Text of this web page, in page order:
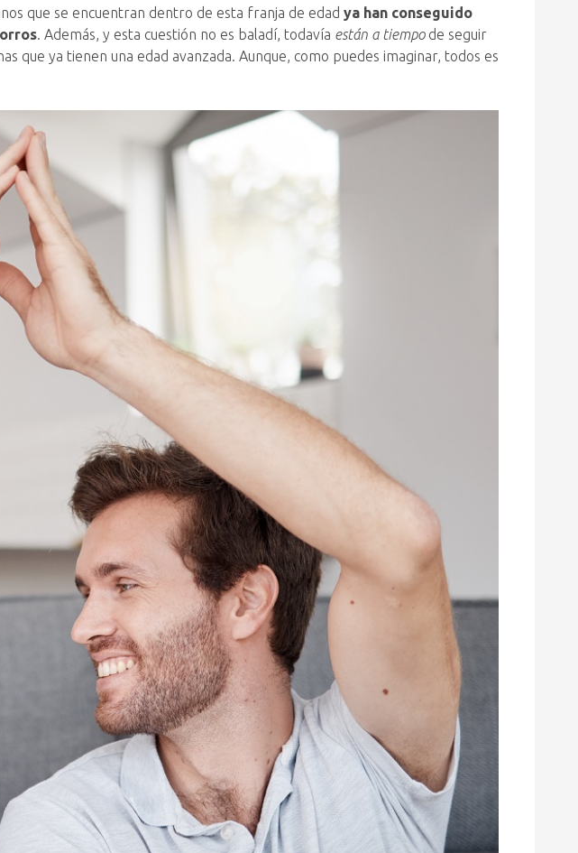
que se encuentran dentro de esta franja de edad ya han conseguido
. Además, y esta cuestión no es baladí, todavía están a tiempode seguir
que ya tienen una edad avanzada. Aunque, como puedes imaginar, todos es